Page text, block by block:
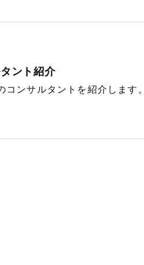
ント紹介
コンサルタントを紹介します。